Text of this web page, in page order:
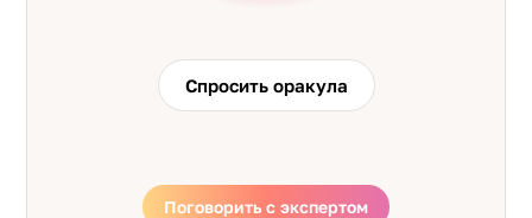
Спросить оракула
Поговорить с экспертом